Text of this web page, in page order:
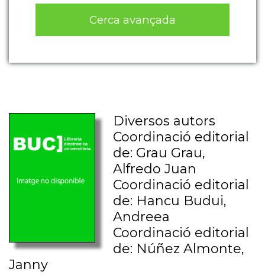
Cerca avançada
Diversos autors
Coordinació editorial
de: Grau Grau,
Alfredo Juan
Coordinació editorial
de: Hancu Budui,
Andreea
Coordinació editorial
de: Núñez Almonte,
Janny